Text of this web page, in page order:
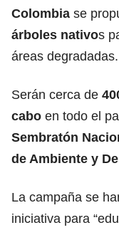
Colombia se
árboles nativos
áreas degradadas.
Serán cerca de
cabo en todo el
Sembratón
de Ambiente y
La campaña se
iniciativa para